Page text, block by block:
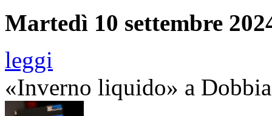
Martedì 10 settembre
leggi
«Inverno liquido» a